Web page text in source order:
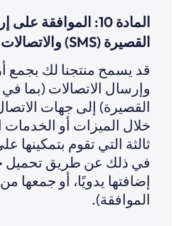
المادة 10: الموافقة
القصيرة (SMS) والاتصالات
قد يسمح منتجنا لك بجمع
وإرسال الاتصالات (بما
القصيرة) إلى جهات
خلال الميزات أو الخدمات
ثالثة التي تقوم بتمكينها
في ذلك عن طريق تحميل
إضافتها يدويًا، أو جمعها
الموافقة).